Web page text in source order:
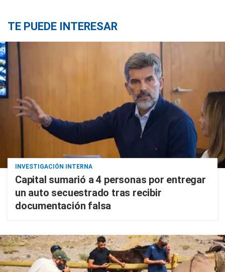
TE PUEDE INTERESAR
INVESTIGACIÓN INTERNA
Capital sumarió a 4 personas por entregar
un auto secuestrado tras recibir
documentación falsa